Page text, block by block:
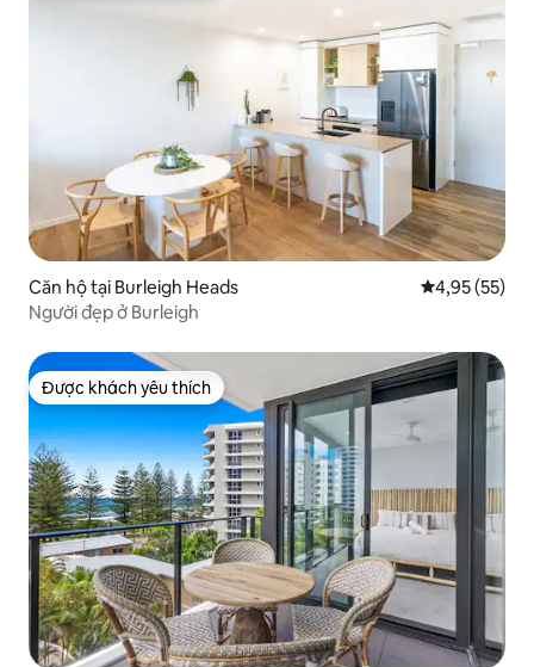
Căn hộ tại Burleigh Heads Xếp hạng
4,95 (55)
Người đẹp ở Burleigh
Được khách yêu thích
Được khách yêu thích